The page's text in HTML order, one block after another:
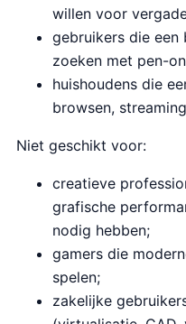
willen voor
gebruikers die
zoeken met pen-
huishoudens die
browsen,
Niet geschikt voor:
creatieve
grafische
nodig hebben;
gamers die
spelen;
zakelijke